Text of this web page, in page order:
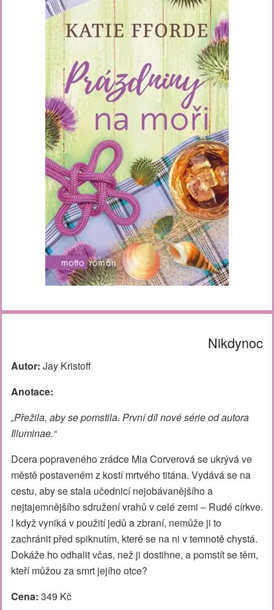
Nikdynoc
Autor: Jay Kristoff
Anotace:
„Přežila, aby se pomstila. První díl nové série od autora
Illuminae.“
Dcera popraveného zrádce Mia Corverová se ukrývá ve
městě postaveném z kostí mrtvého titána. Vydává se na
cestu, aby se stala učednicí nejobávanějšího a
nejtajemnějšího sdružení vrahů v celé zemi – Rudé církve.
I když vyniká v použití jedů a zbraní, nemůže ji to
zachránit před spiknutím, které se na ni v temnotě chystá.
Dokáže ho odhalit včas, než ji dostihne, a pomstít se těm,
kteří můžou za smrt jejího otce?
Cena: 349 Kč